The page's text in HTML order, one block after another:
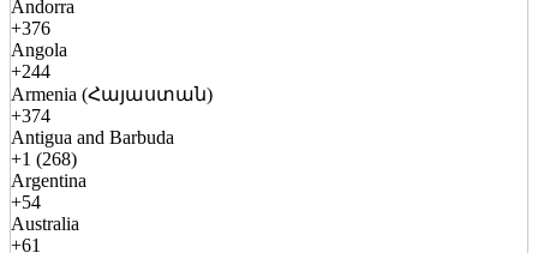
Andorra
+376
Angola
+244
Armenia (Հայաստան)
+374
Antigua and Barbuda
+1 (268)
Argentina
+54
Australia
+61